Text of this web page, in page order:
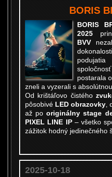
BORIS
BORIS
2025
BVV
postarala
zneli a vyzerali s
Od krištáľovo čistého
pôsobivéLED obrazovky,
až pooriginálny stage
PIXEL LINE IP– všetko
zážitok hodný jedinečného
2025-10-18